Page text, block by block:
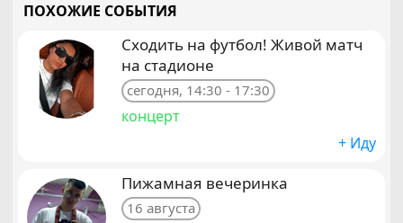
ПОХОЖИЕ СОБЫТИЯ
Сходить на футбол! Живой матч
на стадионе
сегодня, 14:30 - 17:30
концерт
+ Иду
Пижамная вечеринка
16 августа